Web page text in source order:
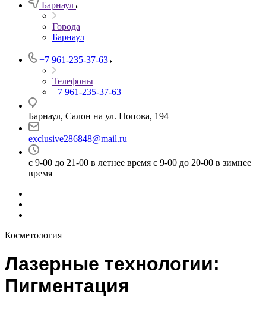
Барнаул
Города
Барнаул
+7 961-235-37-63
Телефоны
+7 961-235-37-63
Барнаул, Салон на ул. Попова, 194
exclusive286848@mail.ru
с 9-00 до 21-00 в летнее время с 9-00 до 20-00 в зимнее
время
Косметология
Лазерные технологии:
Пигментация